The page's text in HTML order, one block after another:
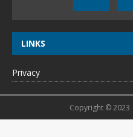
LINKS
Privacy
Copyright ©